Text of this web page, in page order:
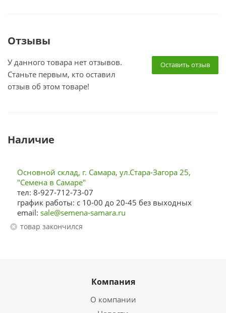
Отзывы
Оставить отзыв
У данного товара нет отзывов.
Станьте первым, кто оставил
отзыв об этом товаре!
Наличие
Основной склад, г. Самара, ул.Стара-Загора 25,
"Семена в Самаре"
тел: 8-927-712-73-07
график работы: с 10-00 до 20-45 без выходных
email: sale@semena-samara.ru
Товар закончился
Компания
О компании